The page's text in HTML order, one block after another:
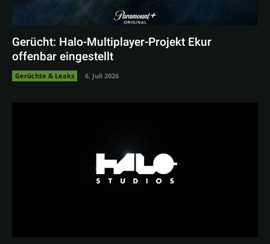
Gerücht: Halo-Multiplayer-Projekt Ekur
offenbar eingestellt
Gerüchte & Leaks 6. Juli 2026